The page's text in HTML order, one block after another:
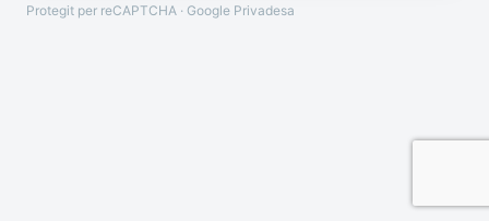
Protegit per reCAPTCHA · Google Privadesa